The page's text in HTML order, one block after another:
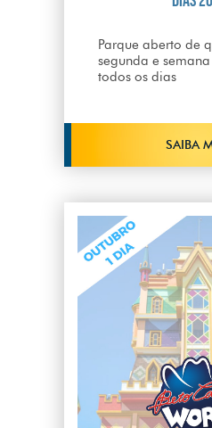
Parque aberto de
segunda e
todos os dias
SAIBA